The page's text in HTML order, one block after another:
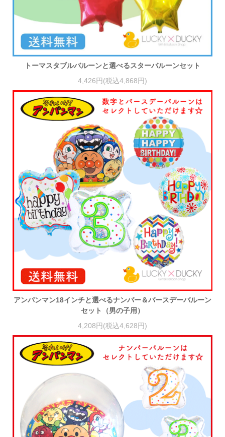
トーマスタブルバルーンと選べるスターバルーンセット
4,426円(税込4,868円)
アンパンマン18インチと選べるナンバー＆バースデーバルーン
セット（男の子用）
4,208円(税込4,628円)